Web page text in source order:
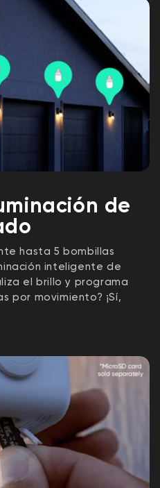
de
hasta 5 bombillas
inteligente de
el brillo y programa
por movimiento? ¡Sí,